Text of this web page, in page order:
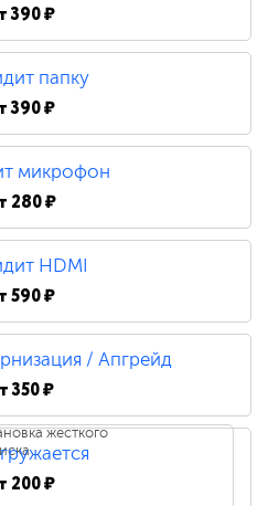
390 ₽
папку
390 ₽
микрофон
280 ₽
HDMI
590 ₽
/ Апгрейд
350 ₽
жесткого
200 ₽